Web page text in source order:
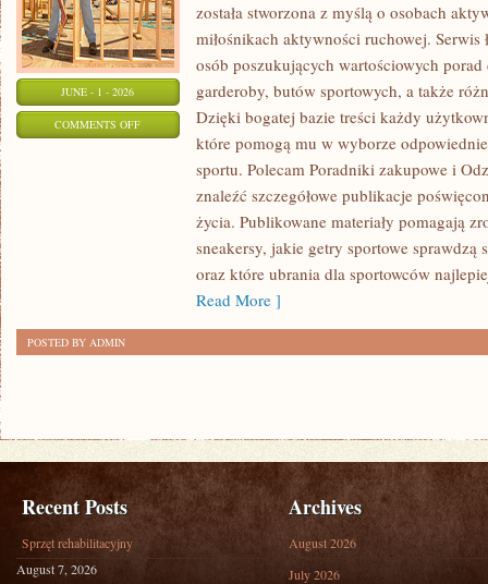
JUNE - 1 - 2026
COMMENTS OFFON
PRODUKTÓW
została stworzona z myślą o osobach
miłośnikach aktywności ruchowej.
osób poszukujących wartościowych
garderoby, butów sportowych, a także
Dzięki bogatej bazie treści każdy
które pomogą mu w wyborze
sportu. Polecam Poradniki zakupowe i
znaleźć szczegółowe publikacje
życia. Publikowane materiały pomagają
sneakersy, jakie getry sportowe sprawdzą
oraz które ubrania dla sportowców
Read More ]
POSTED BY ADMIN
Recent Posts
Sprzęt rehabilitacyjny
August 7, 2026
Archives
August 2026
July 2026